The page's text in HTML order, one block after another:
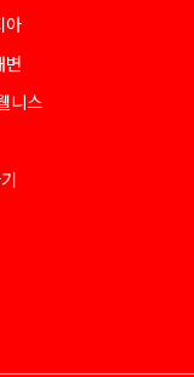
아
변
니스